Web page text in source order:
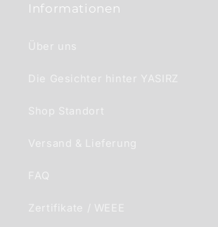
Informationen
Über uns
Die Gesichter hinter YASIRZ
Shop Standort
Versand & Lieferung
FAQ
Zertifikate / WEEE